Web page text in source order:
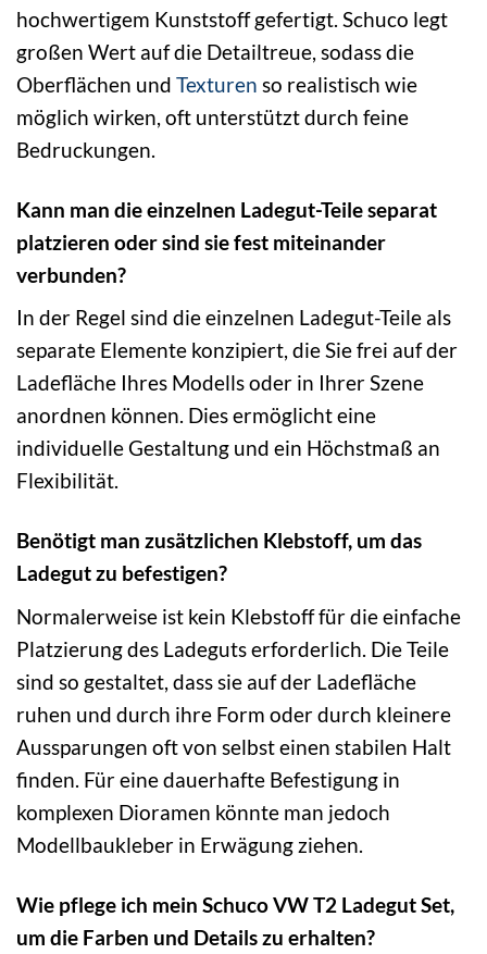
hochwertigem Kunststoff gefertigt. Schuco legt
großen Wert auf die Detailtreue, sodass die
Oberflächen und Texturen so realistisch wie
möglich wirken, oft unterstützt durch feine
Bedruckungen.
Kann man die einzelnen Ladegut-Teile separat
platzieren oder sind sie fest miteinander
verbunden?
In der Regel sind die einzelnen Ladegut-Teile als
separate Elemente konzipiert, die Sie frei auf der
Ladefläche Ihres Modells oder in Ihrer Szene
anordnen können. Dies ermöglicht eine
individuelle Gestaltung und ein Höchstmaß an
Flexibilität.
Benötigt man zusätzlichen Klebstoff, um das
Ladegut zu befestigen?
Normalerweise ist kein Klebstoff für die einfache
Platzierung des Ladeguts erforderlich. Die Teile
sind so gestaltet, dass sie auf der Ladefläche
ruhen und durch ihre Form oder durch kleinere
Aussparungen oft von selbst einen stabilen Halt
finden. Für eine dauerhafte Befestigung in
komplexen Dioramen könnte man jedoch
Modellbaukleber in Erwägung ziehen.
Wie pflege ich mein Schuco VW T2 Ladegut Set,
um die Farben und Details zu erhalten?